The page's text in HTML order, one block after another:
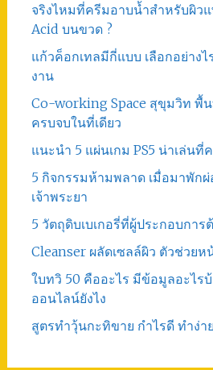
จริงไหมที่ครีมอาบน้ำสำหรับผิว
Acid บนขวด ?
แก้วค็อกเทลมีกี่แบบ เลือกอย่าง
งาน
Co-working Space สุขุมวิท พื้
ครบจบในที่เดียว
แนะนำ 5 แผ่นเกม PS5 น่าเล่นที่
5 กิจกรรมห้ามพลาด เมื่อมาพัก
เจ้าพระยา
5 วัตถุดิบเบเกอรี่ที่ผู้ประกอบการ
Cleanser ผลัดเซลล์ผิว ตัวช่วย
ใบทวิ 50 คืออะไร มีข้อมูลอะไร
ออนไลน์ยังไง
สูตรทําวุ้นกะทิขาย กำไรดี ทำง่า